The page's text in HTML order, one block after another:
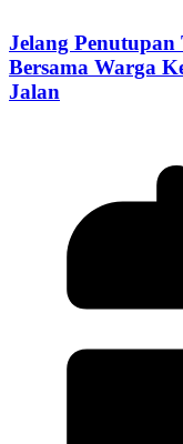
Jelang Penutupan
Bersama Warga
Jalan